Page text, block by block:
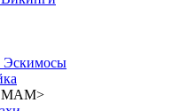
Эскимосы
>